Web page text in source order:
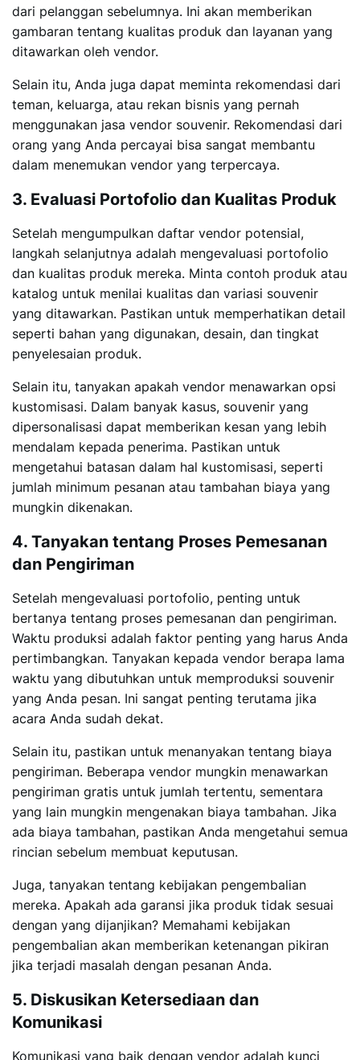
dari pelanggan sebelumnya. Ini akan memberikan
gambaran tentang kualitas produk dan layanan yang
ditawarkan oleh vendor.
Selain itu, Anda juga dapat meminta rekomendasi dari
teman, keluarga, atau rekan bisnis yang pernah
menggunakan jasa vendor souvenir. Rekomendasi dari
orang yang Anda percayai bisa sangat membantu
dalam menemukan vendor yang terpercaya.
3. Evaluasi Portofolio dan Kualitas Produk
Setelah mengumpulkan daftar vendor potensial,
langkah selanjutnya adalah mengevaluasi portofolio
dan kualitas produk mereka. Minta contoh produk atau
katalog untuk menilai kualitas dan variasi souvenir
yang ditawarkan. Pastikan untuk memperhatikan detail
seperti bahan yang digunakan, desain, dan tingkat
penyelesaian produk.
Selain itu, tanyakan apakah vendor menawarkan opsi
kustomisasi. Dalam banyak kasus, souvenir yang
dipersonalisasi dapat memberikan kesan yang lebih
mendalam kepada penerima. Pastikan untuk
mengetahui batasan dalam hal kustomisasi, seperti
jumlah minimum pesanan atau tambahan biaya yang
mungkin dikenakan.
4. Tanyakan tentang Proses Pemesanan
dan Pengiriman
Setelah mengevaluasi portofolio, penting untuk
bertanya tentang proses pemesanan dan pengiriman.
Waktu produksi adalah faktor penting yang harus Anda
pertimbangkan. Tanyakan kepada vendor berapa lama
waktu yang dibutuhkan untuk memproduksi souvenir
yang Anda pesan. Ini sangat penting terutama jika
acara Anda sudah dekat.
Selain itu, pastikan untuk menanyakan tentang biaya
pengiriman. Beberapa vendor mungkin menawarkan
pengiriman gratis untuk jumlah tertentu, sementara
yang lain mungkin mengenakan biaya tambahan. Jika
ada biaya tambahan, pastikan Anda mengetahui semua
rincian sebelum membuat keputusan.
Juga, tanyakan tentang kebijakan pengembalian
mereka. Apakah ada garansi jika produk tidak sesuai
dengan yang dijanjikan? Memahami kebijakan
pengembalian akan memberikan ketenangan pikiran
jika terjadi masalah dengan pesanan Anda.
5. Diskusikan Ketersediaan dan
Komunikasi
Komunikasi yang baik dengan vendor adalah kunci